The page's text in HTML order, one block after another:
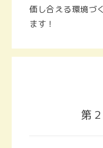
価し合える環境づ
ます！
第